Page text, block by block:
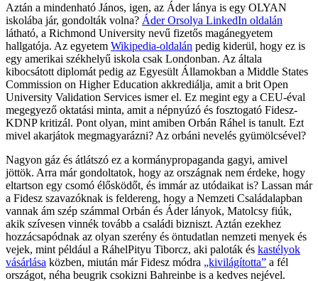
Aztán a mindenható János, igen, az Áder lánya is egy OLYAN
iskolába jár, gondolták volna? Áder Orsolya LinkedIn oldalán
látható, a Richmond University nevű fizetős magánegyetem
hallgatója. Az egyetem Wikipedia-oldalán pedig kiderül, hogy ez is
egy amerikai székhelyű iskola csak Londonban. Az általa
kibocsátott diplomát pedig az Egyesült Államokban a Middle States
Commission on Higher Education akkrediálja, amit a brit Open
University Validation Services ismer el. Ez megint egy a CEU-éval
megegyező oktatási minta, amit a népnyúzó és fosztogató Fidesz-
KDNP kritizál. Pont olyan, mint amiben Orbán Ráhel is tanult. Ezt
mivel akarjátok megmagyarázni? Az orbáni nevelés gyümölcsével?
Nagyon gáz és átlátszó ez a kormánypropaganda gagyi, amivel
jöttök. Arra már gondoltatok, hogy az országnak nem érdeke, hogy
eltartson egy csomó élősködőt, és immár az utódaikat is? Lassan már
a Fidesz szavazóknak is feldereng, hogy a Nemzeti Családalapban
vannak ám szép számmal Orbán és Áder lányok, Matolcsy fiúk,
akik szívesen vinnék tovább a családi bizniszt. Aztán ezekhez
hozzácsapódnak az olyan szerény és öntudatlan nemzeti menyek és
vejek, mint például a RáhelPityu Tiborcz, aki paloták és kastélyok
vásárlása közben, miután már Fidesz módra „kivilágította” a fél
országot, néha beugrik csokizni Bahreinbe is a kedves nejével.